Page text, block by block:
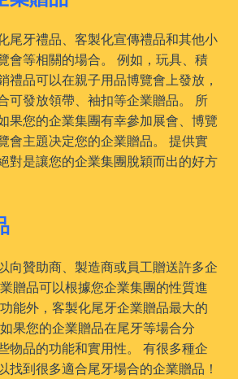
尾牙禮品、客製化宣傳禮品和其他小
會等相關的場合。 例如，玩具、積
禮品可以在親子用品博覽會上發放，
可發放領帶、袖扣等企業贈品。 所
果您的企業集團有幸參加展會、博覽
會主題决定您的企業贈品。 提供實
對是讓您的企業集團脫穎而出的好方
向贊助商、製造商或員工贈送許多企
贈品可以根據您企業集團的性質進
能外，客製化尾牙企業贈品最大的
果您的企業贈品在尾牙等場合分
物品的功能和實用性。 有很多種企
找到很多適合尾牙場合的企業贈品！